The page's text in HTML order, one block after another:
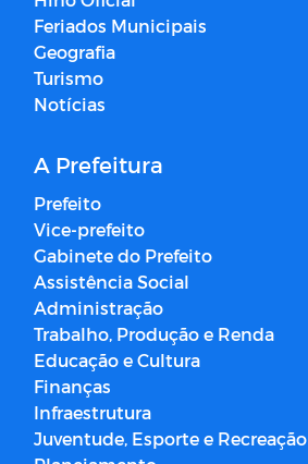
Feriados Municipais
Geografia
Turismo
Notícias
A Prefeitura
Prefeito
Vice-prefeito
Gabinete do Prefeito
Assistência Social
Administração
Trabalho, Produção e Renda
Educação e Cultura
Finanças
Infraestrutura
Juventude, Esporte e Recreação